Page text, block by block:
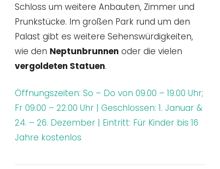
Schloss um weitere Anbauten, Zimmer und
Prunkstücke. Im großen Park rund um den
Palast gibt es weitere Sehenswürdigkeiten,
wie den Neptunbrunnen oder die vielen
vergoldeten Statuen.
Öffnungszeiten: So – Do von 09.00 – 19.00 Uhr;
Fr 09.00 – 22.00 Uhr | Geschlossen: 1. Januar &
24. – 26. Dezember | Eintritt: Für Kinder bis 16
Jahre kostenlos